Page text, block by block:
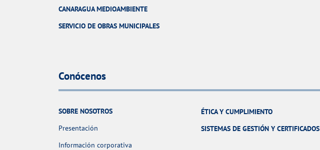
CANARAGUA MEDIOAMBIENTE
SERVICIO DE OBRAS MUNICIPALES
Conócenos
SOBRE NOSOTROS
Presentación
Información corporativa
ÉTICA Y CUMPLIMIENTO
SISTEMAS DE GESTIÓN Y CERTIFICADOS